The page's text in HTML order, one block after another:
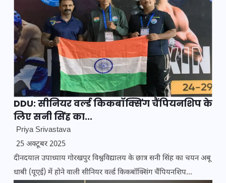
DDU: सीनियर वर्ल्ड किकबॉक्सिंग चैंपियनशिप के
लिए सनी सिंह का...
Priya Srivastava
25 अक्टूबर 2025
दीनदयाल उपाध्याय गोरखपुर विश्वविद्यालय के छात्र सनी सिंह का चयन अबू
धाबी (यूएई) में होने वाली सीनियर वर्ल्ड किकबॉक्सिंग चैंपियनशिप...